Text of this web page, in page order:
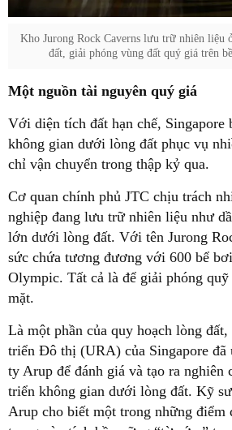
Kho Jurong Rock Caverns lưu trữ nhiên liệu
đất, giải phóng vùng đất quý giá trên
Một nguồn tài nguyên quý giá
Với diện tích đất hạn chế, Singapore
không gian dưới lòng đất phục vụ
chỉ vận chuyển trong thập kỷ qua.
Cơ quan chính phủ JTC chịu trách
nghiệp đang lưu trữ nhiên liệu như
lớn dưới lòng đất. Với tên Jurong
sức chứa tương đương với 600 bể
Olympic. Tất cả là để giải phóng
mặt.
Là một phần của quy hoạch lòng
triển Đô thị (URA) của Singapore đã
ty Arup để đánh giá và tạo ra nghiên
triển không gian dưới lòng đất. Kỹ sư
Arup cho biết một trong những điểm